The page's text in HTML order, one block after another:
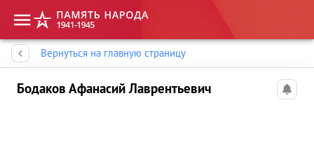
Вернуться на главную страницу
Бодаков Афанасий Лаврентьевич
Память народа